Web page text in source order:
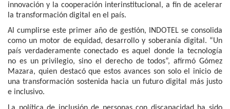
innovación y la cooperación interinstitucional, a fin de acelerar
la transformación digital en el país.
Al cumplirse este primer año de gestión, INDOTEL se consolida
como un motor de equidad, desarrollo y soberanía digital. “Un
país verdaderamente conectado es aquel donde la tecnología
no es un privilegio, sino el derecho de todos”, afirmó Gómez
Mazara, quien destacó que estos avances son solo el inicio de
una transformación sostenida hacia un futuro digital más justo
e inclusivo.